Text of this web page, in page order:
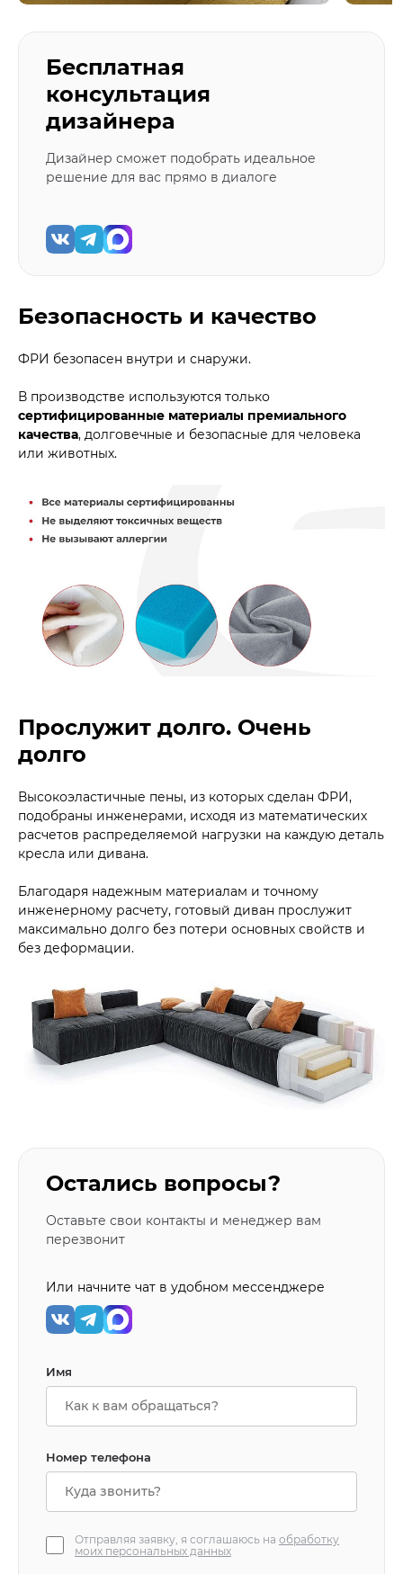
Бесплатная
консультация
дизайнера
Дизайнер сможет подобрать идеальное
решение для вас прямо в диалоге
Безопасность и качество
ФРИ безопасен внутри и снаружи.
В производстве используются только
сертифицированные материалы премиального
качества, долговечные и безопасные для человека
или животных.
Прослужит долго. Очень
долго
Высокоэластичные пены, из которых сделан ФРИ,
подобраны инженерами, исходя из математических
расчетов распределяемой нагрузки на каждую деталь
кресла или дивана.
Благодаря надежным материалам и точному
инженерному расчету, готовый диван прослужит
максимально долго без потери основных свойств и
без деформации.
Остались вопросы?
Оставьте свои контакты и менеджер вам
перезвонит
Или начните чат в удобном мессенджере
Имя
Номер телефона
Отправляя заявку, я соглашаюсь на обработку
моих персональных данных